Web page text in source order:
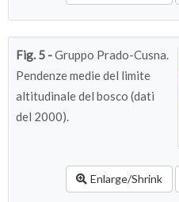
Fig. 5 -Gruppo Prado-Cusna.
Pendenze medie del limite
altitudinale del bosco (dati
del 2000).
Enlarge/Shrink